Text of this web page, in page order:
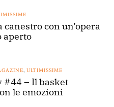
canestro con un’opera
aperto
, ULTIMISSIME
#44 – Il basket
le emozioni